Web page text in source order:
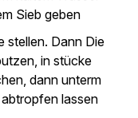
Sieb geben
stellen. Dann Die
in stücke
dann unterm
lassen